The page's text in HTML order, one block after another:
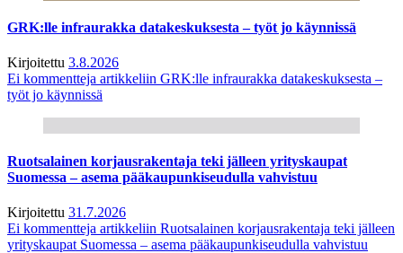
GRK:lle infraurakka datakeskuksesta – työt jo käynnissä
Kirjoitettu 3.8.2026
Ei kommentteja artikkeliin GRK:lle infraurakka datakeskuksesta –
työt jo käynnissä
Ruotsalainen korjausrakentaja teki jälleen yrityskaupat
Suomessa – asema pääkaupunkiseudulla vahvistuu
Kirjoitettu 31.7.2026
Ei kommentteja artikkeliin Ruotsalainen korjausrakentaja teki jälleen
yrityskaupat Suomessa – asema pääkaupunkiseudulla vahvistuu